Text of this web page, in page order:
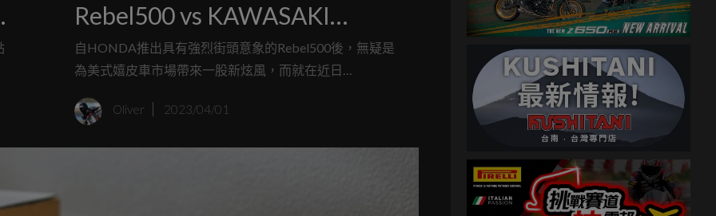
Rebel500 vs KAWASAKI
ELIMINATOR紙上PK！
自HONDA推出具有強烈街頭意象的Rebel500後，無疑是
為美式嬉皮車市場帶來一股新炫風，而就在近日
車，明顯瞄準Rebel500而來，本次就讓我們透過紙上規格
Oliver 2023/04/01